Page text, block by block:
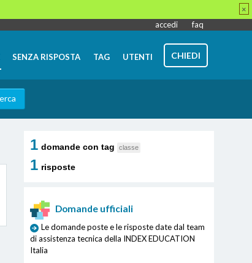
accedi faq
SENZA RISPOSTA TAG UTENTI CHIEDI
1 domande con tag classe
1 risposte
Domande ufficiali
Le domande poste e le risposte date dal team
di assistenza tecnica della INDEX EDUCATION
Italia
×